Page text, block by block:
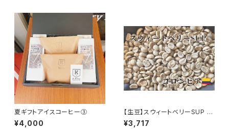
夏ギフトアイスコーヒー③
¥4,000
【生豆】スウィートベリーSUP 1k
g
¥3,717